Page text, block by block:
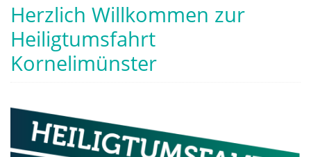
Herzlich Willkommen zur
Heiligtumsfahrt
Kornelimünster